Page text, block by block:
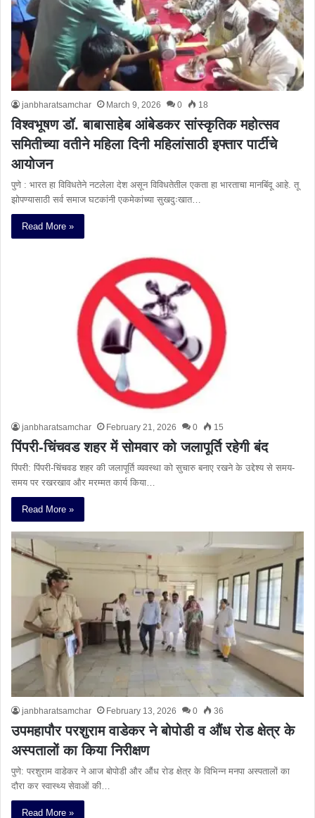
janbharatsamchar March 9, 2026 0 18
विश्वभूषण डॉ. बाबासाहेब आंबेडकर सांस्कृतिक महोत्सव
समितीच्या वतीने महिला दिनी महिलांसाठी इफ्तार पार्टीचे
आयोजन
पुणे : भारत हा विविधतेने नटलेला देश असून विविधतेतील एकता हा भारताचा मानबिंदू आहे. तू
झोपण्यासाठी सर्व समाज घटकांनी एकमेकांच्या सुखदुःखात…
Read More »
janbharatsamchar February 21, 2026 0 15
पिंपरी-चिंचवड शहर में सोमवार को जलापूर्ति रहेगी बंद
पिंपरी: पिंपरी-चिंचवड शहर की जलापूर्ति व्यवस्था को सुचारु बनाए रखने के उद्देश्य से समय-
समय पर रखरखाव और मरम्मत कार्य किया…
Read More »
janbharatsamchar February 13, 2026 0 36
उपमहापौर परशुराम वाडेकर ने बोपोडी व औंध रोड क्षेत्र के
अस्पतालों का किया निरीक्षण
पुणे: परशुराम वाडेकर ने आज बोपोडी और औंध रोड क्षेत्र के विभिन्न मनपा अस्पतालों का
दौरा कर स्वास्थ्य सेवाओं की…
Read More »